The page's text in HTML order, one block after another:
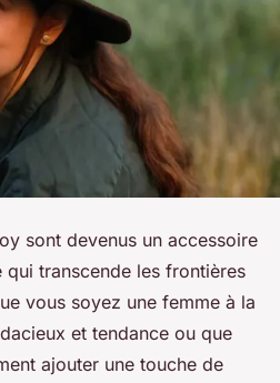
sont devenus un accessoire
transcende les frontières
vous soyez une femme à la
et tendance ou que
ajouter une touche de